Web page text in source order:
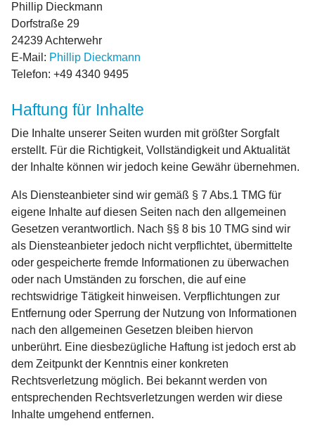
Phillip Dieckmann
Dorfstraße 29
24239 Achterwehr
E-Mail: Phillip Dieckmann
Telefon: +49 4340 9495
Haftung für Inhalte
Die Inhalte unserer Seiten wurden mit größter Sorgfalt
erstellt. Für die Richtigkeit, Vollständigkeit und Aktualität
der Inhalte können wir jedoch keine Gewähr übernehmen.
Als Diensteanbieter sind wir gemäß § 7 Abs.1 TMG für
eigene Inhalte auf diesen Seiten nach den allgemeinen
Gesetzen verantwortlich. Nach §§ 8 bis 10 TMG sind wir
als Diensteanbieter jedoch nicht verpflichtet, übermittelte
oder gespeicherte fremde Informationen zu überwachen
oder nach Umständen zu forschen, die auf eine
rechtswidrige Tätigkeit hinweisen. Verpflichtungen zur
Entfernung oder Sperrung der Nutzung von Informationen
nach den allgemeinen Gesetzen bleiben hiervon
unberührt. Eine diesbezügliche Haftung ist jedoch erst ab
dem Zeitpunkt der Kenntnis einer konkreten
Rechtsverletzung möglich. Bei bekannt werden von
entsprechenden Rechtsverletzungen werden wir diese
Inhalte umgehend entfernen.